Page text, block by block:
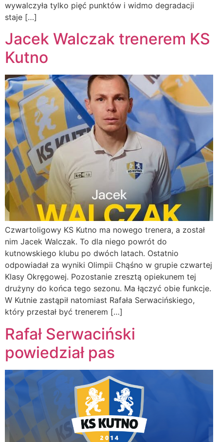
wywalczyła tylko pięć punktów i widmo degradacji
staje […]
Jacek Walczak trenerem KS
Kutno
Czwartoligowy KS Kutno ma nowego trenera, a został
nim Jacek Walczak. To dla niego powrót do
kutnowskiego klubu po dwóch latach. Ostatnio
odpowiadał za wyniki Olimpii Chąśno w grupie czwartej
Klasy Okręgowej. Pozostanie zresztą opiekunem tej
drużyny do końca tego sezonu. Ma łączyć obie funkcje.
W Kutnie zastąpił natomiast Rafała Serwacińskiego,
który przestał być trenerem […]
Rafał Serwaciński
powiedział pas